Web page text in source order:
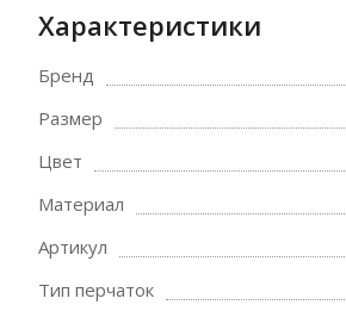
Характеристики
Бренд
Размер
Цвет
Материал
Артикул
Тип перчаток